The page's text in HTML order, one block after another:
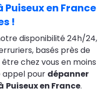
en France
!
disponibilité 24h/24,
basés près de
chez vous en moins
appel pour dépanner
Puiseux en France.